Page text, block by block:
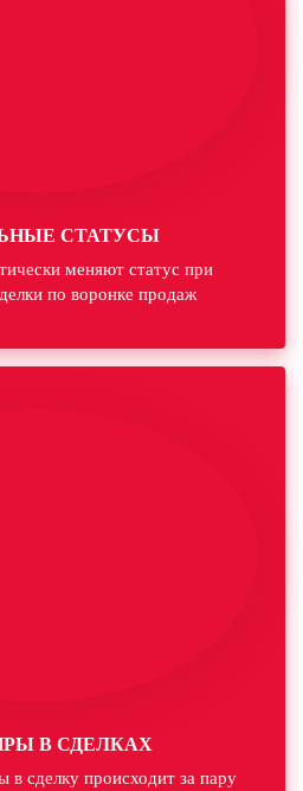
СТАТУСЫ
меняют статус при
по воронке продаж
В СДЕЛКАХ
в сделку происходит за пару